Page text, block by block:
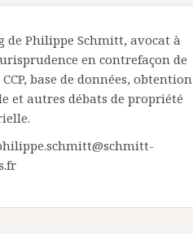
de Philippe Schmitt, avocat à
en contrefaçon de
base de données, obtention
et autres débats de propriété